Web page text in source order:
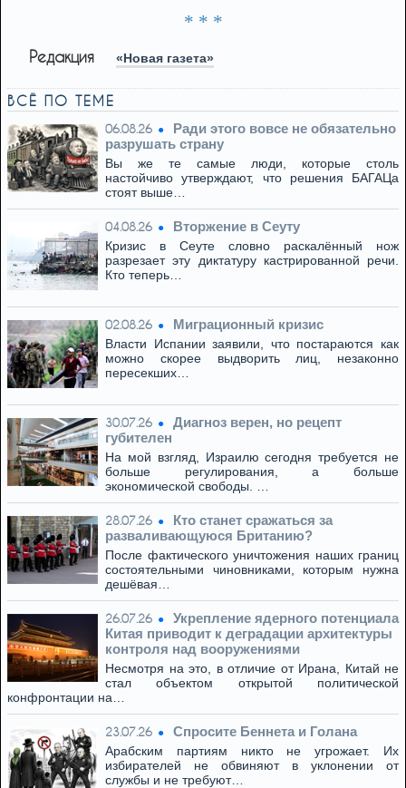
* * *
Редакция «Новая газета»
ВСЁ ПО ТЕМЕ
06.08.26
Ради этого вовсе не обязательно
разрушать страну
Вы же те самые люди, которые столь
настойчиво утверждают, что решения БАГАЦа
стоят выше…
04.08.26 Вторжение в Сеуту
Кризис в Сеуте словно раскалённый нож
разрезает эту диктатуру кастрированной речи.
Кто теперь…
02.08.26 Миграционный кризис
Власти Испании заявили, что постараются как
можно скорее выдворить лиц, незаконно
пересекших…
30.07.26
Диагноз верен, но рецепт
губителен
На мой взгляд, Израилю сегодня требуется не
больше регулирования, а больше
экономической свободы. …
28.07.26
Кто станет сражаться за
разваливающуюся Британию?
После фактического уничтожения наших границ
состоятельными чиновниками, которым нужна
дешёвая…
26.07.26
Укрепление ядерного потенциала
Китая приводит к деградации архитектуры
контроля над вооружениями
Несмотря на это, в отличие от Ирана, Китай не
стал объектом открытой политической
конфронтации на…
23.07.26 Спросите Беннета и Голана
Арабским партиям никто не угрожает. Их
избирателей не обвиняют в уклонении от
службы и не требуют…